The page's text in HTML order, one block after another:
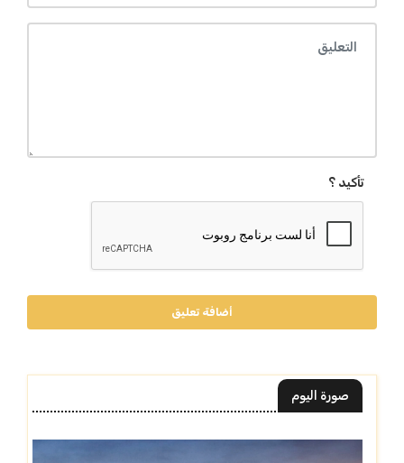
تأكيد ؟
أضافة تعليق
صورة اليوم